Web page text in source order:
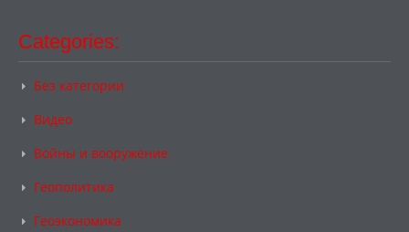
Categories:
Без категории
Видео
Войны и вооружение
Геополитика
Геоэкономика